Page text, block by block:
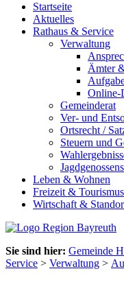
Startseite
Aktuelles
Rathaus & Service
Verwaltung
Ämter
Online-
Gemeinderat
Ver- und
Ortsrecht /
Steuern und
Leben & Wohnen
Freizeit & Tourismus
Wirtschaft &
Sie sind hier: Gemeinde
Service > Verwaltung >